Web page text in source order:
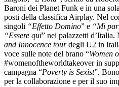
Baroni dei Planet Funk e in una
posti della classifica Airplay. Nel
singoli “Effetto Domino” e “Mi
“Essere qui” nei palazzetti d’Italia.
and Innocence tourdegli U2 in
voce sulle note del brano “Women
#womenoftheworldtakeover in
campagna “Poverty is Sexist”.
per la collaborazione e per il suo